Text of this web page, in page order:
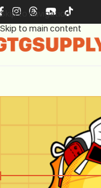
Skip to navigation
Skip to main content
GIÁ